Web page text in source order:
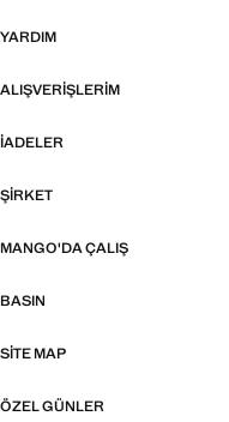
YARDIM
ALIŞVERIŞLERIM
İADELER
ŞIRKET
MANGO'DA ÇALIŞ
BASIN
SITE MAP
ÖZEL GÜNLER